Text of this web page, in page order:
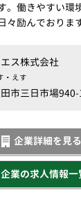
。働きやすい環
々励んでおります
ス株式会社
・えす
市三日市場940-
企業詳細を見る
業の求人情報